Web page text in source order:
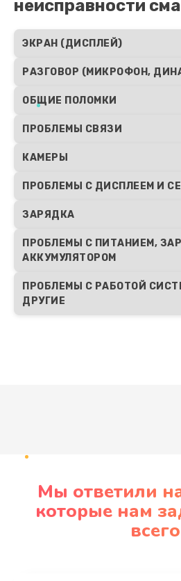
неисправности
ЭКРАН (ДИСПЛЕЙ)
РАЗГОВОР (МИКРОФОН,
ОБЩИЕ ПОЛОМКИ
ПРОБЛЕМЫ СВЯЗИ
КАМЕРЫ
ПРОБЛЕМЫ С ДИСПЛЕЕМ И
ЗАРЯДКА
ПРОБЛЕМЫ С ПИТАНИЕМ,
АККУМУЛЯТОРОМ
ПРОБЛЕМЫ С РАБОТОЙ
ДРУГИЕ
Мы ответили
которые нам
всего